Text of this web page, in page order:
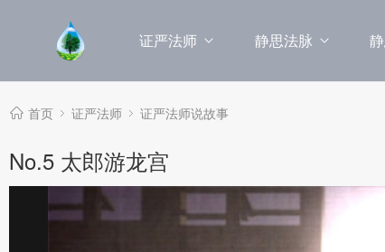
证严法师 静思法脉
首页 证严法师 证严法师说故事
No.5 太郎游龙宫